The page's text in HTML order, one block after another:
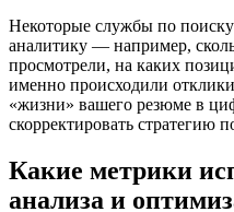
Некоторые службы по
аналитику — например,
просмотрели, на каких
именно происходили
«жизни» вашего резюме в
скорректировать стратегию
Какие метрики
анализа и